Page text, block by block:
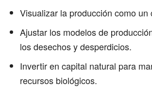
Visualizar la producción como un
Ajustar los modelos de
los desechos y desperdicios.
Invertir en capital natural para
recursos biológicos.